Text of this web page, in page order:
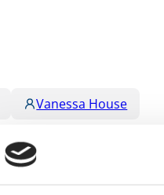
Vanessa House